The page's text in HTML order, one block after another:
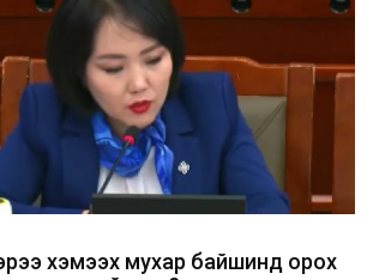
хэмээх мухар байшинд орох